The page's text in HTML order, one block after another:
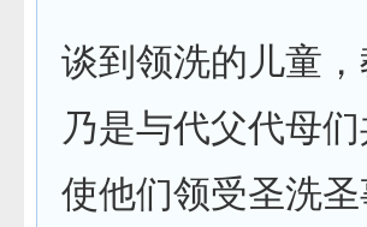
谈到领洗的儿童
乃是与代父代母
使他们领受圣洗